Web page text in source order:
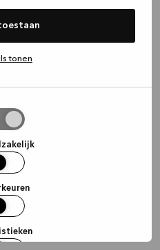
tonen